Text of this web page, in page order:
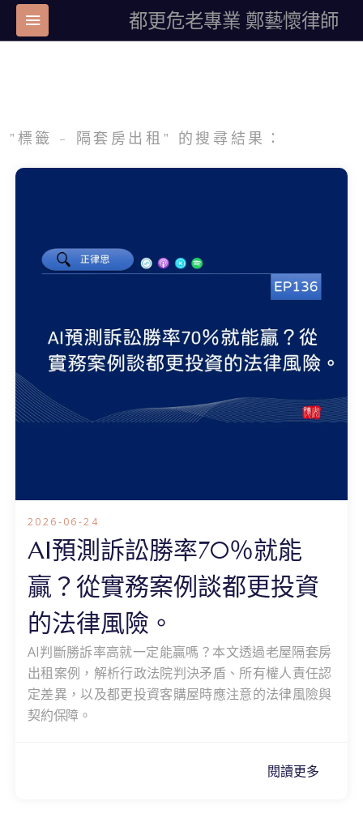
都更危老專業 鄭藝懷律師
"標籤 - 隔套房出租" 的搜尋結果：
2026-06-24
AI預測訴訟勝率70％就能
贏？從實務案例談都更投資
的法律風險。
AI判斷勝訴率高就一定能贏嗎？本文透過老屋隔套房
出租案例，解析行政法院判決矛盾、所有權人責任認
定差異，以及都更投資客購屋時應注意的法律風險與
契約保障。
閱讀更多